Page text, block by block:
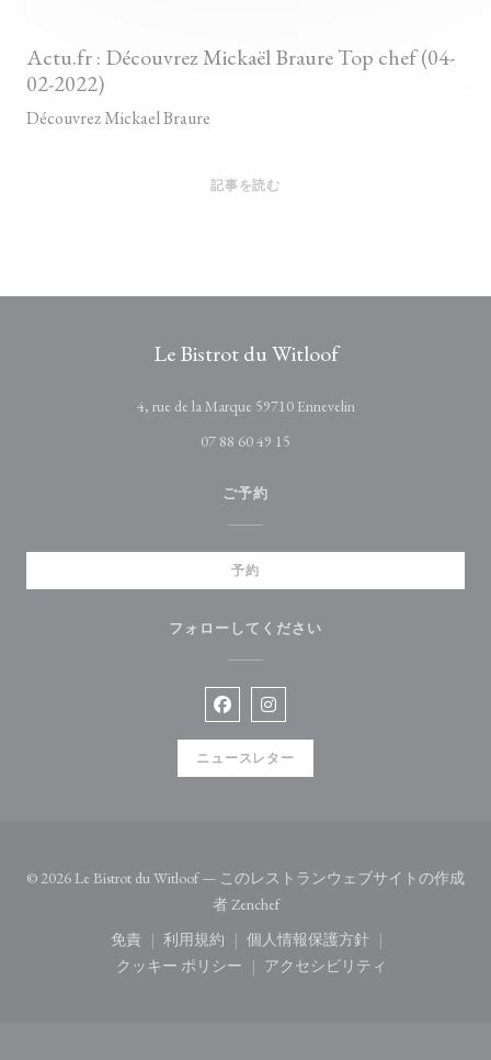
Actu.fr : Découvrez Mickaël Braure Top chef (04-
02-2022)
Découvrez Mickael Braure
記事を読む
Le Bistrot du Witloof
4, rue de la Marque 59710 Ennevelin((新しいウィンド
07 88 60 49 15
ご予約
予約
フォローしてください
Facebook ((新しいウィンドウで開
Instagram ((新しいウィンド
ニュースレター
© 2026 Le Bistrot du Witloof — このレストランウェブサイトの作成
者Zenchef((新しいウィンドウで開きま
免責
((新しいウィンドウで開きます))
利用規約
((新しいウィンドウで開きます))
個人情報保護方針
((新しいウィンドウで開
クッキー ポリシー
((新しいウィンドウで開きます))
アクセシビリティ
((新しいウィンドウで